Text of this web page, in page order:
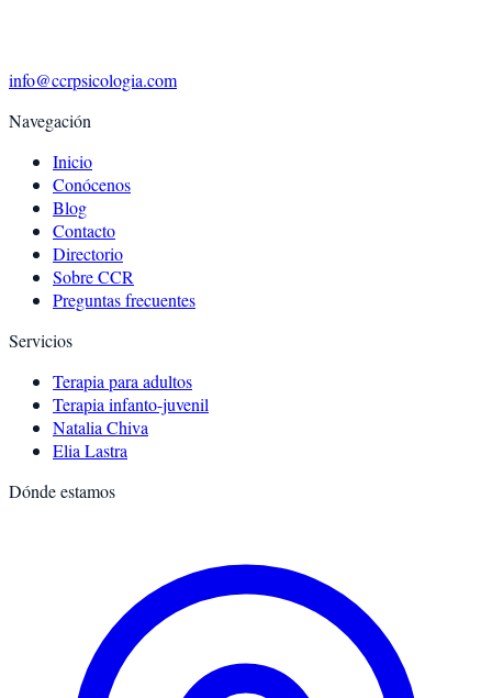
info@ccrpsicologia.com
Navegación
Inicio
Conócenos
Blog
Contacto
Directorio
Sobre CCR
Preguntas frecuentes
Servicios
Terapia para adultos
Terapia infanto-juvenil
Natalia Chiva
Elia Lastra
Dónde estamos